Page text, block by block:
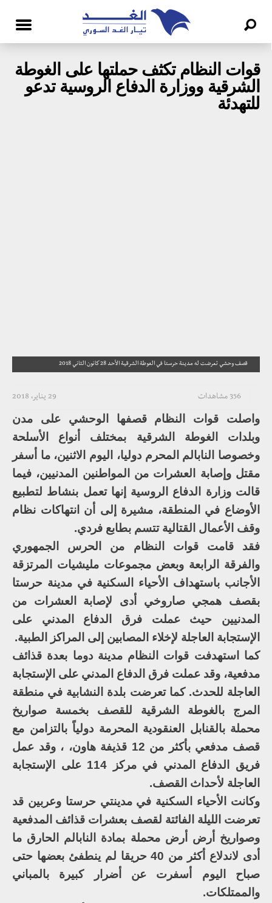
قوات النظام تكثف حملتها على الغوطة
الشرقية ووزارة الدفاع الروسية تدعو
للتهدئة
قصف وحشي تعرضت له مدينة حرستا في الغوطة الشرقية الأحد 28 كانون الثاني 2018
29 يناير، 2018 356 مشاهدات
واصلت قوات النظام قصفها الوحشي على مدن
وبلدات الغوطة الشرقية بمختلف أنواع الأسلحة
وخصوصا النابالم المحرم دوليا، اليوم الاثنين، ما أسفر
مقتل وإصابة العشرات من المواطنين المدنيين، فيما
قالت وزارة الدفاع الروسية إنها تعمل بنشاط لتطبيع
الأوضاع في المنطقة، مشيرة إلى أن انتهاكات نظام
وقف الأعمال القتالية تتسم بطابع فردي.
فقد قامت قوات النظام من الحرس الجمهوري
والفرقة الرابعة وبعض مجموعات مليشيات المرتزقة
الأجانب باستهداف الأحياء السكنية في مدينة حرستا
بقصف همجي صاروخي أدى لإصابة العشرات من
المدنيين حيث عملت فرق الدفاع المدني على
الإستجابة العاجلة لإخلاء المصابين إلى المراكز الطبية.
كما استهدفت قوات النظام مدينة دوما بعدة قذائف
مدفعية، وقد عملت فرق الدفاع المدني على الإستجابة
العاجلة للحدث. كما تعرضت بلدة النشابية في منطقة
المرج بالغوطة الشرقية للقصف بخمسة صواريخ
محملة بالقنابل العنقودية المحرمة دولياً بالتزامن مع
قصف مدفعي بأكثر من 12 قذيفة هاون، ، وقد عمل
فريق الدفاع المدني في مركز 114 على الإستجابة
العاجلة لأحداث القصف.
وكانت الأحياء السكنية في مدينتي حرستا وعربين قد
تعرضت الليلة الفائتة لقصف بعشرات قذائف المدفعية
وصواريخ أرض أرض محملة بمادة النابالم الحارق ما
أدى لاندلاع أكثر من 40 حريقا لم ينطفئ بعضها حتى
صباح اليوم أسفرت عن أضرار كبيرة بالمباني
والممتلكات.